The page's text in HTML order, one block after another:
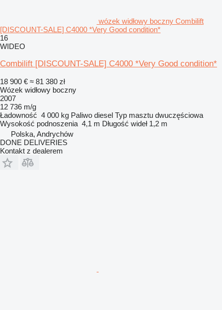
wózek widłowy boczny Combilift
[DISCOUNT-SALE] C4000 *Very Good condition*
16
WIDEO
Combilift [DISCOUNT-SALE] C4000 *Very Good condition*
18 900 € ≈ 81 380 zł
Wózek widłowy boczny
2007
12 736 m/g
Ładowność 4 000 kg Paliwo diesel Typ masztu dwuczęściowa
Wysokość podnoszenia 4,1 m Długość wideł 1,2 m
Polska, Andrychów
DONE DELIVERIES
Kontakt z dealerem